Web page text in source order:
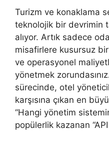
Turizm ve konaklama
teknolojik bir devrimin
alıyor. Artık sadece
misafirlere kusursuz
ve operasyonel
yönetmek
sürecinde, otel
karşısına çıkan en
“Hangi yönetim
popülerlik kazanan